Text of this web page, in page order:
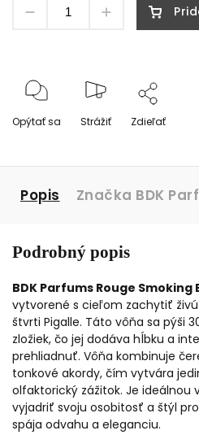
Opýtať sa Strážiť Zdieľať
Popis Značka BDK
Podrobný popis
BDK Parfums Rouge Smoking
vytvorené s cieľom zachytiť
štvrti Pigalle. Táto vôňa sa pýši
zložiek, čo jej dodáva hĺbku a
prehliadnuť. Vôňa kombinuje
tonkové akordy, čím vytvára
olfaktorický zážitok. Je
vyjadriť svoju osobitosť a štýl
spája odvahu a eleganciu.